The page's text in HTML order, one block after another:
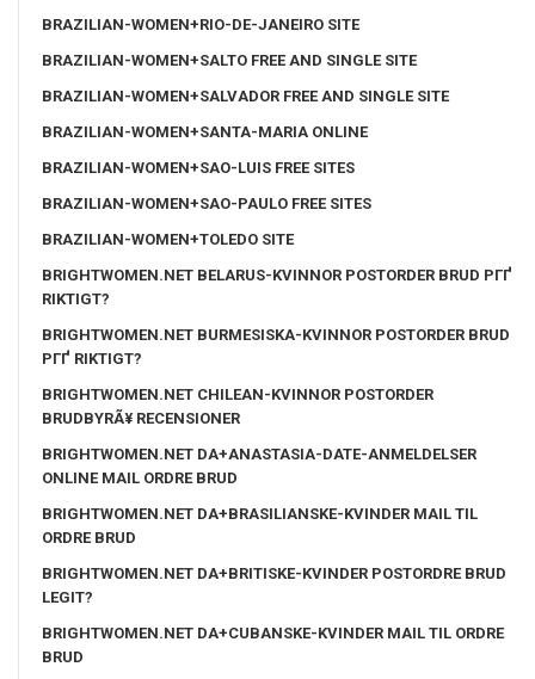
BRAZILIAN-WOMEN+RIO-DE-JANEIRO SITE
BRAZILIAN-WOMEN+SALTO FREE AND SINGLE SITE
BRAZILIAN-WOMEN+SALVADOR FREE AND SINGLE SITE
BRAZILIAN-WOMEN+SANTA-MARIA ONLINE
BRAZILIAN-WOMEN+SAO-LUIS FREE SITES
BRAZILIAN-WOMEN+SAO-PAULO FREE SITES
BRAZILIAN-WOMEN+TOLEDO SITE
BRIGHTWOMEN.NET BELARUS-KVINNOR POSTORDER BRUD PГҐ
RIKTIGT?
BRIGHTWOMEN.NET BURMESISKA-KVINNOR POSTORDER BRUD
PГҐ RIKTIGT?
BRIGHTWOMEN.NET CHILEAN-KVINNOR POSTORDER
BRUDBYRÃ¥ RECENSIONER
BRIGHTWOMEN.NET DA+ANASTASIA-DATE-ANMELDELSER
ONLINE MAIL ORDRE BRUD
BRIGHTWOMEN.NET DA+BRASILIANSKE-KVINDER MAIL TIL
ORDRE BRUD
BRIGHTWOMEN.NET DA+BRITISKE-KVINDER POSTORDRE BRUD
LEGIT?
BRIGHTWOMEN.NET DA+CUBANSKE-KVINDER MAIL TIL ORDRE
BRUD